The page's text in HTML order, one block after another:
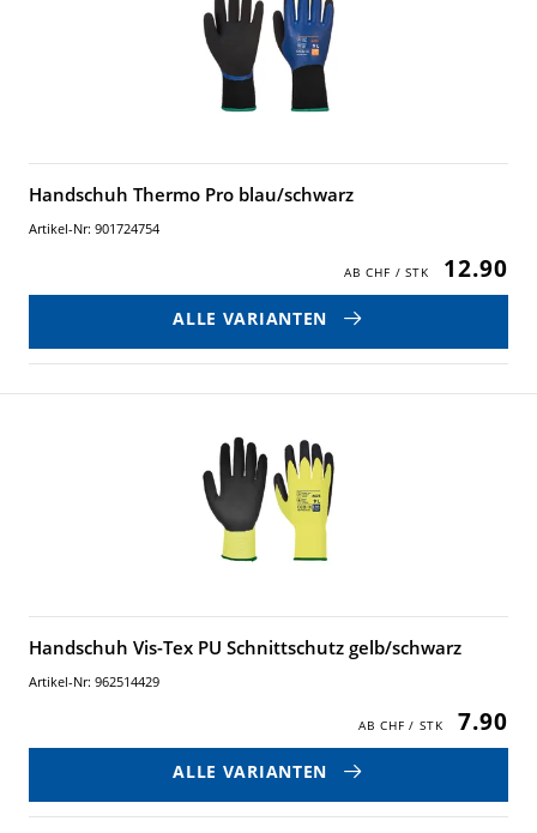
Handschuh Thermo Pro blau/schwarz
Artikel-Nr: 901724754
12.90
ALLE VARIANTEN
Handschuh Vis-Tex PU Schnittschutz gelb/schwarz
Artikel-Nr: 962514429
7.90
ALLE VARIANTEN